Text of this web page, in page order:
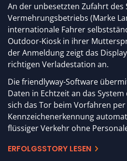
An der unbesetzten Zufahrt des
Vermehrungsbetriebs (Marke
internationale Fahrer
Outdoor-Kiosk in ihrer
der Anmeldung zeigt das
richtigen Verladestation an.
Die friendlyway-Software
Daten in Echtzeit an das
sich das Tor beim Vorfahren per
Kennzeichenerkennung
flüssiger Verkehr ohne
ERFOLGSSTORY LESEN